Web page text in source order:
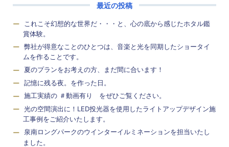
最近の投稿
これこそ幻想的な世界だ・・・と、心の底から感じたホタル鑑
賞体験。
弊社が得意なことのひとつは、音楽と光を同期したショータイ
ムを作ることです。
夏のプランをお考えの方、まだ間に合います！
記憶に残る夜。を作った日。
施工実績の ＃動画有り をぜひご覧ください。
光の空間演出に！LED投光器を使用したライトアップデザイン施
工事例をご紹介いたします。
泉南ロングパークのウインターイルミネーションを担当いたし
ました。